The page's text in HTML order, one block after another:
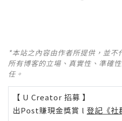
*本站之內容由作者所提供，並
所有博客的立場、真實性、準確
任。
【 U Creator 招募 】
出Post賺現金獎賞 l 登記《社